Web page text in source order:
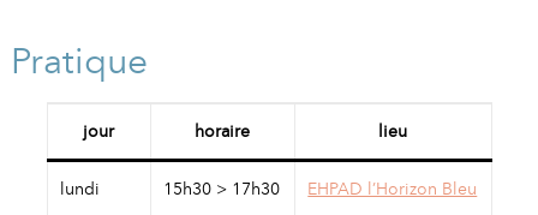
Pratique
jour horaire lieu
lundi 15h30 > 17h30 EHPAD l’Horizon Bleu